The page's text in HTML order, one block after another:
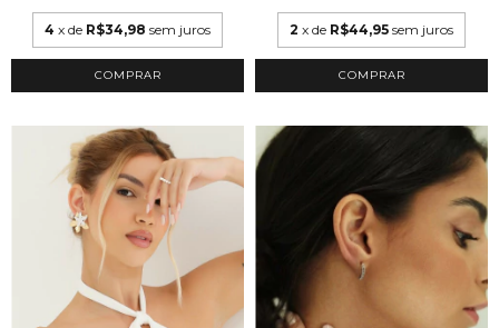
4 x de R$34,98 sem juros
COMPRAR
2 x de R$44,95 sem juros